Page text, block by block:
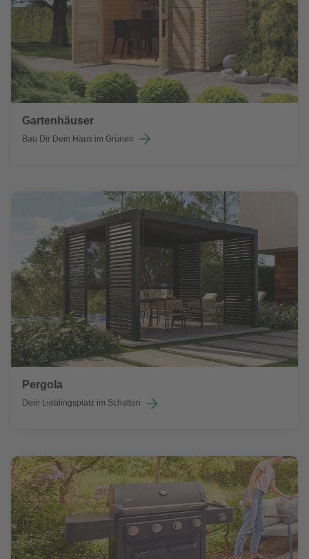
Gartenhäuser
Bau Dir Dein Haus im Grünen
Pergola
Dein Lieblingsplatz im Schatten